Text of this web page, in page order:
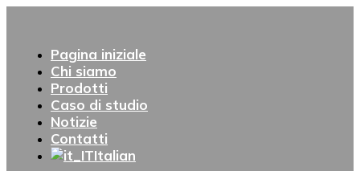
Pagina iniziale
Chi siamo
Prodotti
Caso di studio
Notizie
Contatti
Italian